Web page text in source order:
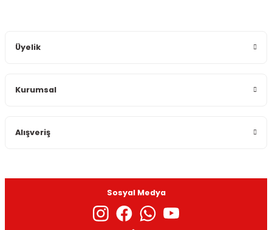
Ürün bilgilerinde hatalar bulunuyor.
Gönder
Üyelik
Kurumsal
Alışveriş
Sosyal Medya